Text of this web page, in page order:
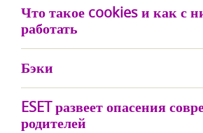
Что такое cookies и как с
работать
Бэки
ESET развеет опасения
родителей